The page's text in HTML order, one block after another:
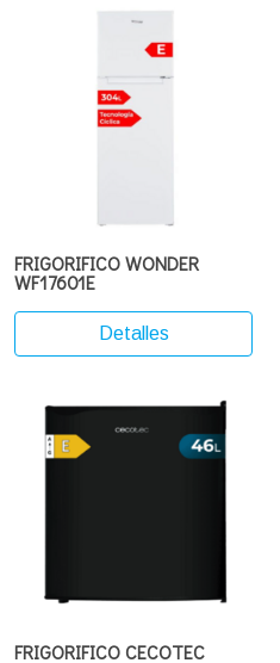
FRIGORIFICO WONDER
WF17601E
Detalles
FRIGORIFICO CECOTEC